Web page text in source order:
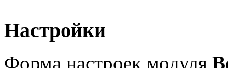
Настройки
Форма настроек модуля